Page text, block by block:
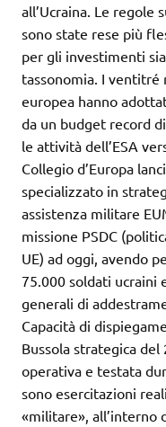
all’Ucraina. Le regole
sono state rese più
per gli investimenti
tassonomia. I ventitré
europea hanno
da un budget record
le attività dell’ESA
Collegio d’Europa
specializzato in
assistenza militare
missione PSDC
UE) ad oggi, avendo
75.000 soldati ucraini
generali di
Capacità di
Bussola strategica
operativa e testata
sono esercitazioni
«militare», all’interno